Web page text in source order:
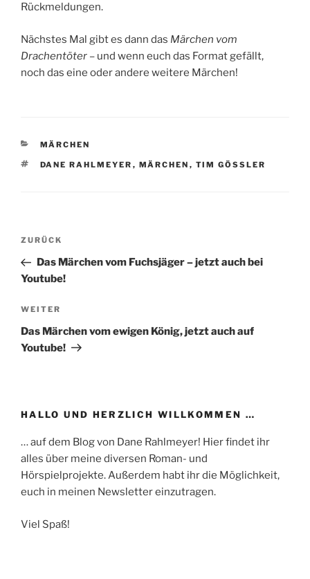
Rückmeldungen.
Nächstes Mal gibt es dann das Märchen vom
Drachentöter – und wenn euch das Format gefällt,
noch das eine oder andere weitere Märchen!
KATEGORIEN
MÄRCHEN
SCHLAGWÖRTER
DANE RAHLMEYER , MÄRCHEN , TIM GÖSSLER
Beitragsnavigation
Vorheriger
Beitrag
ZURÜCK
Das Märchen vom Fuchsjäger – jetzt auch bei
Youtube!
Nächster
Beitrag
WEITER
Das Märchen vom ewigen König, jetzt auch auf
Youtube!
HALLO UND HERZLICH WILLKOMMEN …
… auf dem Blog von Dane Rahlmeyer! Hier findet ihr
alles über meine diversen Roman- und
Hörspielprojekte. Außerdem habt ihr die Möglichkeit,
euch in meinen Newsletter einzutragen.
Viel Spaß!